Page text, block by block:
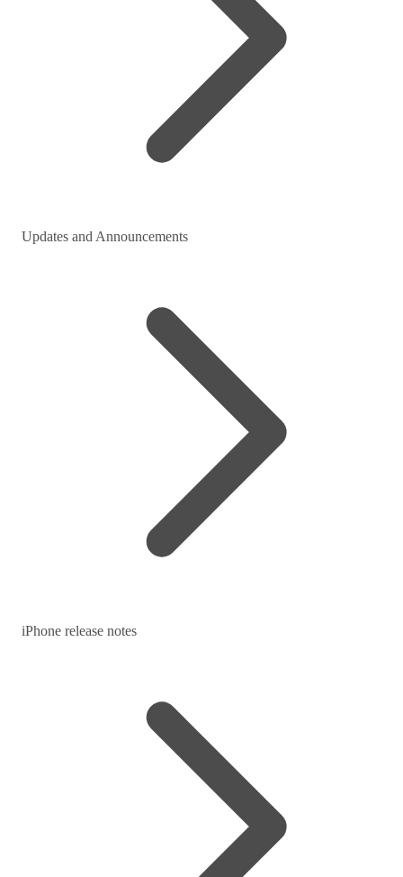
Updates and Announcements
iPhone release notes